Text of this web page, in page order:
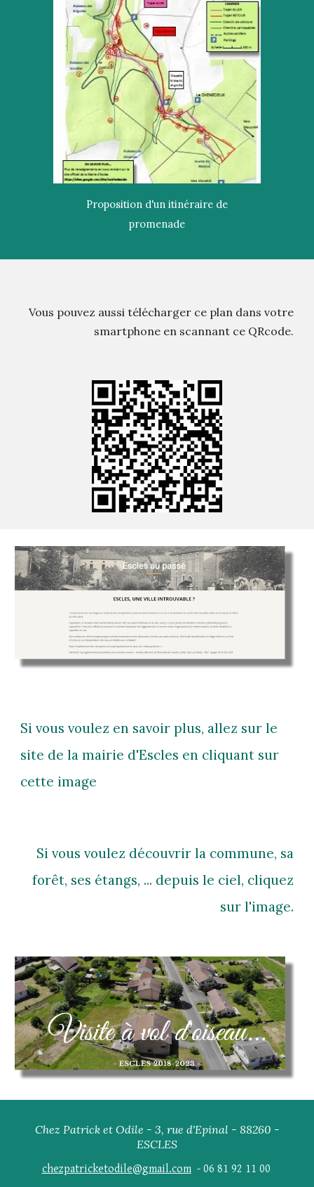
Proposition d'un itinéraire de
promenade
Vous pouvez aussi télécharger ce plan dans votre
smartphone en scannant ce QRcode.
Si vous voulez en savoir plus, allez sur le
site de la mairie d'Escles en cliquant sur
cette image
Si vous voulez découvrir la commune, sa
forêt, ses étangs, ... depuis le ciel, cliquez
sur l'image.
Chez Patrick et Odile - 3, rue d'Epinal - 88260 -
ESCLES
chezpatricketodile@gmail.com- 06 81 92 11 00